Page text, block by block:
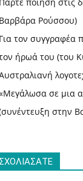
Βαρβάρα Ρούσσου)
Για τον συγγραφέα
ήρωά του (του
σε μια
στην
ΣΧΟΛΙΑΣΑΤΕ